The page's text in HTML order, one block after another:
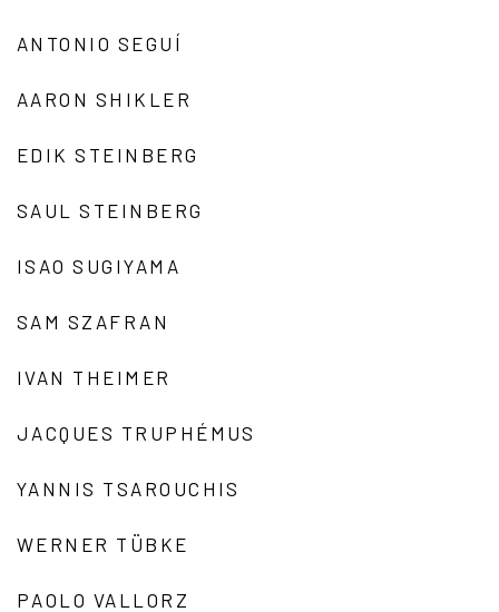
ANTONIO SEGUÍ
AARON SHIKLER
EDIK STEINBERG
SAUL STEINBERG
ISAO SUGIYAMA
SAM SZAFRAN
IVAN THEIMER
JACQUES TRUPHÉMUS
YANNIS TSAROUCHIS
WERNER TÜBKE
PAOLO VALLORZ